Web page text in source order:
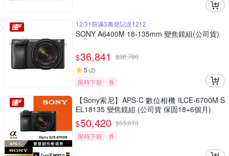
12/31前滿3萬登記送1212
SONY A6400M 18-135mm 變焦鏡組(公司貨)
$36,841 $38,780
5 (2)
限時下殺 券
【Sony索尼】APS-C 數位相機 ILCE-6700M S
EL18135 變焦鏡組 (公司貨 保固18+6個月)
$50,420 $53,073
限時下殺
券